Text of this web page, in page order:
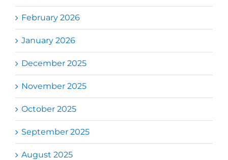
February 2026
January 2026
December 2025
November 2025
October 2025
September 2025
August 2025